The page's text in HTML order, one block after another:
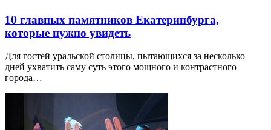
10 главных памятников Екатеринбурга,
которые нужно увидеть
Для гостей уральской столицы, пытающихся за несколько
дней ухватить саму суть этого мощного и контрастного
города…